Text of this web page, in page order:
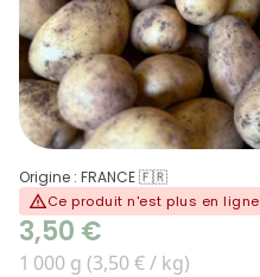
Origine : FRANCE 🇫🇷
Ce produit n'est plus en ligne
3,50 €
1 000 g (3,50 € / kg)